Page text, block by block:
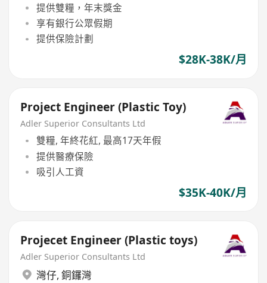
提供雙糧，年末獎金
享有銀行公眾假期
提供保險計劃
$28K-38K/月
Project Engineer (Plastic Toy)
Adler Superior Consultants Ltd
雙糧, 年終花紅, 最高17天年假
提供醫療保險
吸引人工資
$35K-40K/月
Projecet Engineer (Plastic toys)
Adler Superior Consultants Ltd
灣仔, 銅鑼灣